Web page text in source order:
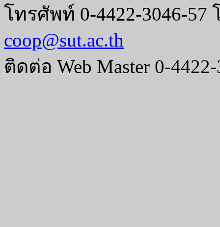
โทรศัพท์ 0-4422-3046-57
coop@sut.ac.th
ติดต่อ Web Master 0-